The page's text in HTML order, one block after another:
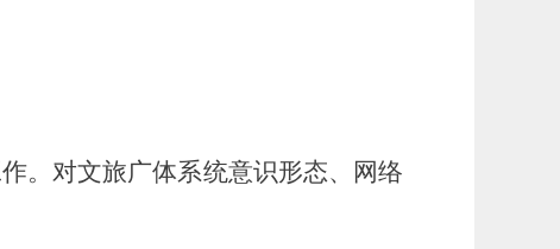
。对文旅广体系统意识形态、网络